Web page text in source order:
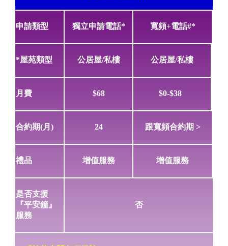
申請類型 獨立申請電話* 寬頻+電話#*
*屋苑類型 公居屋/私樓 公居屋/私樓
月費 $68 $0-$38
合約期(月) 24 跟寬頻合約期 >
禮品 增值服務 增值服務
是否支援
『平安鐘』
服務
否